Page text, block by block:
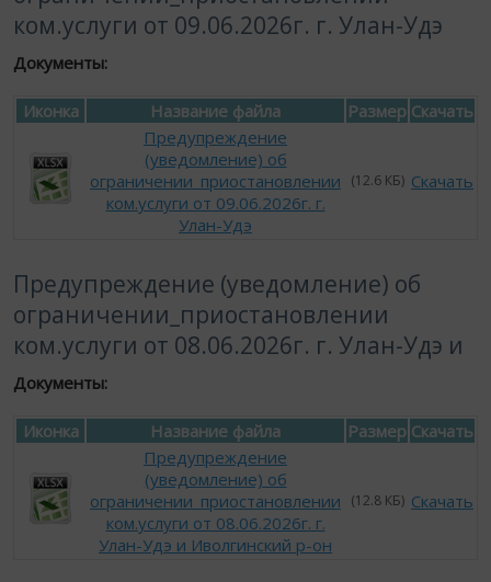
ком.услуги от 09.06.2026г. г. Улан-Удэ
Документы:
Иконка Название файла Размер Скачать
Предупреждение
(уведомление) об
ограничении_приостановлении
ком.услуги от 09.06.2026г. г.
Улан-Удэ
(12.6 КБ) Скачать
Предупреждение (уведомление) об
ограничении_приостановлении
ком.услуги от 08.06.2026г. г. Улан-Удэ и
Документы:
Иконка Название файла Размер Скачать
Предупреждение
(уведомление) об
ограничении_приостановлении
ком.услуги от 08.06.2026г. г.
Улан-Удэ и Иволгинский р-он
(12.8 КБ) Скачать